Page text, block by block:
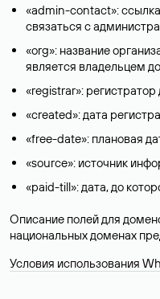
«admin-contact»:
связаться с
«org»: название
является владельцем
«registrar»:
«created»: дата
«free-date»: плановая
«source»: источник
«paid-till»: дата, до
Описание полей для
национальных доменах
Условия использования